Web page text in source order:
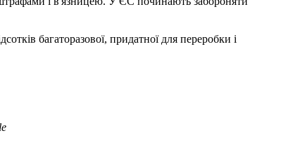
багаторазової, придатної для переробки і